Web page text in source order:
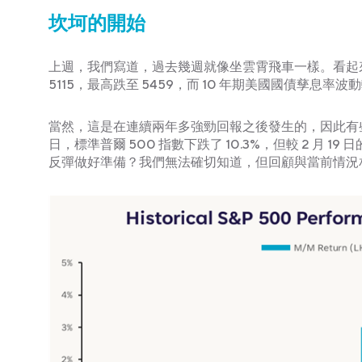
坎坷的開始
上週，我們寫道，過去幾週就像坐雲霄飛車一樣。看
5115，最高跌至 5459，而 10 年期美國國債孳息率波
當然，這是在連續兩年多強勁回報之後發生的，因此
日，標準普爾 500 指數下跌了 10.3%，但較 2 月 19
反彈做好準備？我們無法確切知道，但回顧與當前情